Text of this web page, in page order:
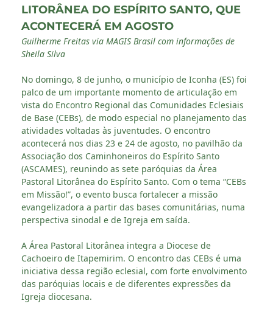
LITORÂNEA DO ESPÍRITO SANTO, QUE
ACONTECERÁ EM AGOSTO
Guilherme Freitas via MAGIS Brasil com informações de
Sheila Silva
No domingo, 8 de junho, o município de Iconha (ES) foi
palco de um importante momento de articulação em
vista do Encontro Regional das Comunidades Eclesiais
de Base (CEBs), de modo especial no planejamento das
atividades voltadas às juventudes. O encontro
acontecerá nos dias 23 e 24 de agosto, no pavilhão da
Associação dos Caminhoneiros do Espírito Santo
(ASCAMES), reunindo as sete paróquias da Área
Pastoral Litorânea do Espírito Santo. Com o tema “CEBs
em Missão!”, o evento busca fortalecer a missão
evangelizadora a partir das bases comunitárias, numa
perspectiva sinodal e de Igreja em saída.
A Área Pastoral Litorânea integra a Diocese de
Cachoeiro de Itapemirim. O encontro das CEBs é uma
iniciativa dessa região eclesial, com forte envolvimento
das paróquias locais e de diferentes expressões da
Igreja diocesana.